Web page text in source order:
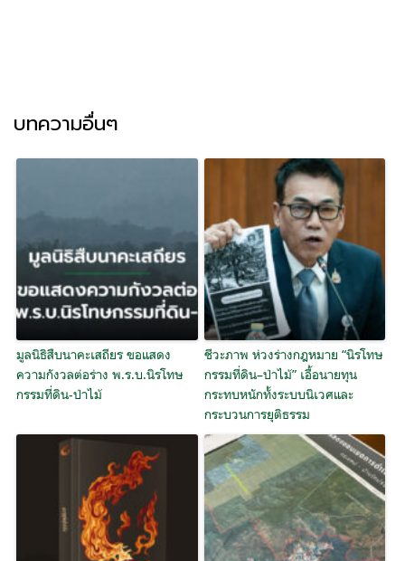
บทความอื่นๆ
มูลนิธิสืบนาคะเสถียร ขอแสดง
ความกังวลต่อร่าง พ.ร.บ.นิรโทษ
กรรมที่ดิน-ป่าไม้
ชีวะภาพ ห่วงร่างกฎหมาย “นิรโทษ
กรรมที่ดิน–ป่าไม้” เอื้อนายทุน
กระทบหนักทั้งระบบนิเวศและ
กระบวนการยุติธรรม